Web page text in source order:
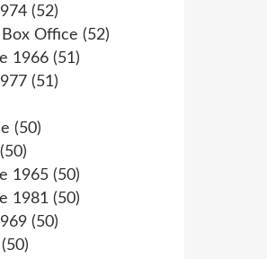
(52)
Office (52)
1966 (51)
(51)
(50)
(50)
1965 (50)
1981 (50)
(50)
(50)